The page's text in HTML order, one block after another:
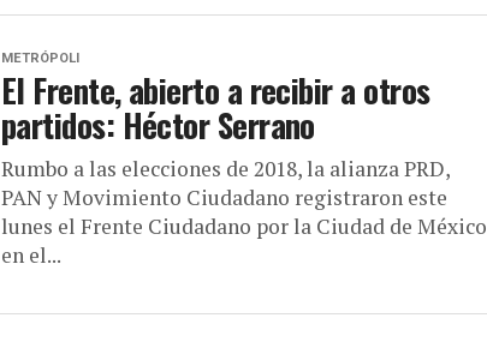
METRÓPOLI
El Frente, abierto a recibir a otros
partidos: Héctor Serrano
Rumbo a las elecciones de 2018, la alianza PRD,
PAN y Movimiento Ciudadano registraron este
lunes el Frente Ciudadano por la Ciudad de México
en el...